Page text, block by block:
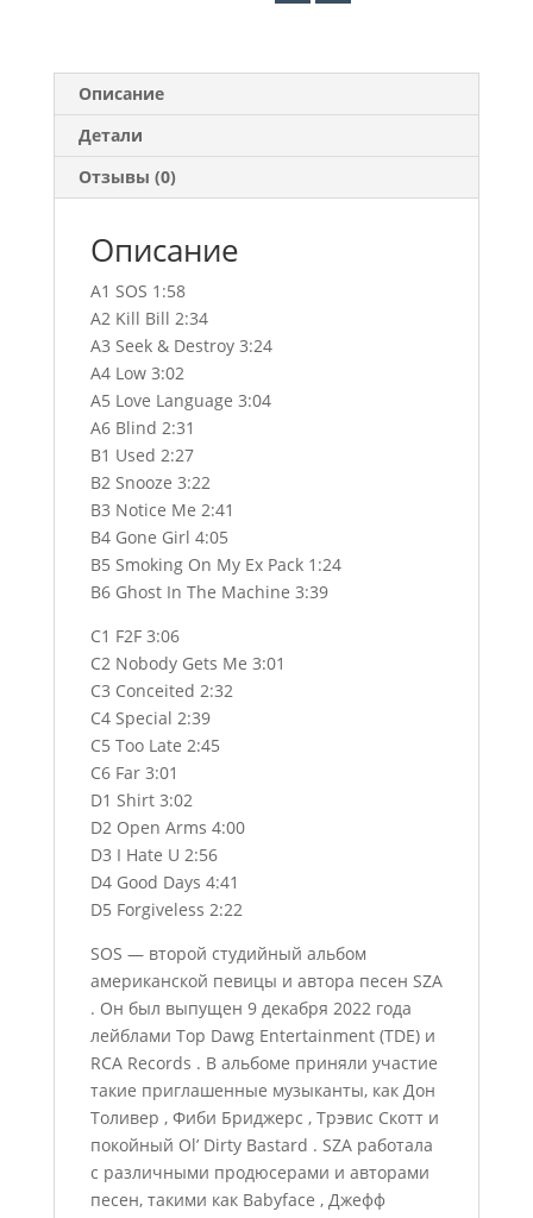
Описание
Детали
Отзывы (0)
Описание
A1 SOS 1:58
A2 Kill Bill 2:34
A3 Seek & Destroy 3:24
A4 Low 3:02
A5 Love Language 3:04
A6 Blind 2:31
B1 Used 2:27
B2 Snooze 3:22
B3 Notice Me 2:41
B4 Gone Girl 4:05
B5 Smoking On My Ex Pack 1:24
B6 Ghost In The Machine 3:39
C1 F2F 3:06
C2 Nobody Gets Me 3:01
C3 Conceited 2:32
C4 Special 2:39
C5 Too Late 2:45
C6 Far 3:01
D1 Shirt 3:02
D2 Open Arms 4:00
D3 I Hate U 2:56
D4 Good Days 4:41
D5 Forgiveless 2:22
SOS — второй студийный альбом
американской певицы и автора песен SZA
. Он был выпущен 9 декабря 2022 года
лейблами Top Dawg Entertainment (TDE) и
RCA Records . В альбоме приняли участие
такие приглашенные музыканты, как Дон
Толивер , Фиби Бриджерс , Трэвис Скотт и
покойный Ol’ Dirty Bastard . SZA работала
с различными продюсерами и авторами
песен, такими как Babyface , Джефф